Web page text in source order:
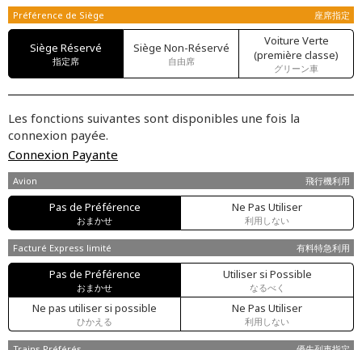
Préférence de Siège 座席指定
Siège Réservé
指定席
Siège Non-Réservé
自由席
Voiture Verte
(première classe)
グリーン車
Les fonctions suivantes sont disponibles une fois la
connexion payée.
Connexion Payante
Avion 飛行機利用
Pas de Préférence
おまかせ
Ne Pas Utiliser
利用しない
Facturé Express limité 有料特急利用
Pas de Préférence
おまかせ
Utiliser si Possible
なるべく
Ne pas utiliser si possible
ひかえる
Ne Pas Utiliser
利用しない